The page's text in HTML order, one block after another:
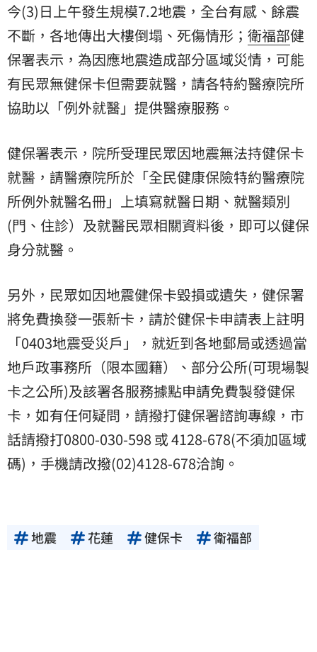
今(3)日上午發生規模7.2地震，全台有感、餘震
不斷，各地傳出大樓倒塌、死傷情形； 衛福部健
保署表示，為因應地震造成部分區域災情，可能
有民眾無健保卡但需要就醫，請各特約醫療院所
協助以「例外就醫」提供醫療服務。
健保署表示，院所受理民眾因地震無法持健保卡
就醫，請醫療院所於「全民健康保險特約醫療院
所例外就醫名冊」上填寫就醫日期、就醫類別
(門、住診）及就醫民眾相關資料後，即可以健保
身分就醫。
另外，民眾如因地震健保卡毀損或遺失，健保署
將免費換發一張新卡，請於健保卡申請表上註明
「0403地震受災戶」，就近到各地郵局或透過當
地戶政事務所（限本國籍）、部分公所(可現場製
卡之公所)及該署各服務據點申請免費製發健保
卡，如有任何疑問，請撥打健保署諮詢專線，市
話請撥打0800-030-598 或 4128-678(不須加區域
碼)，手機請改撥(02)4128-678洽詢。
地震 花蓮 健保卡 衛福部